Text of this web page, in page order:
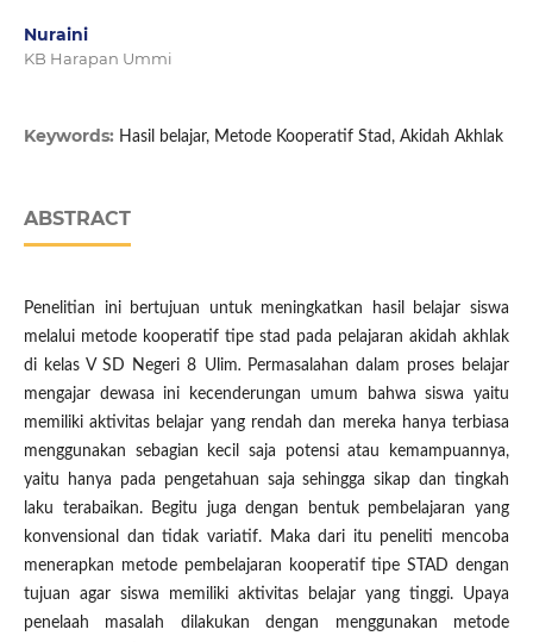
Nuraini
KB Harapan Ummi
Keywords: Hasil belajar, Metode Kooperatif Stad, Akidah Akhlak
ABSTRACT
Penelitian ini bertujuan untuk meningkatkan hasil belajar siswa
melalui metode kooperatif tipe stad pada pelajaran akidah akhlak
di kelas V SD Negeri 8 Ulim. Permasalahan dalam proses belajar
mengajar dewasa ini kecenderungan umum bahwa siswa yaitu
memiliki aktivitas belajar yang rendah dan mereka hanya terbiasa
menggunakan sebagian kecil saja potensi atau kemampuannya,
yaitu hanya pada pengetahuan saja sehingga sikap dan tingkah
laku terabaikan. Begitu juga dengan bentuk pembelajaran yang
konvensional dan tidak variatif. Maka dari itu peneliti mencoba
menerapkan metode pembelajaran kooperatif tipe STAD dengan
tujuan agar siswa memiliki aktivitas belajar yang tinggi. Upaya
penelaah masalah dilakukan dengan menggunakan metode